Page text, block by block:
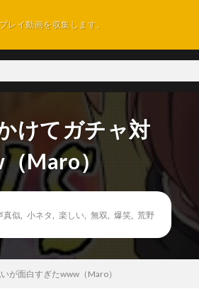
イ動画を収集します。
けてガチャ対
Maro）
真似 小ネタ 楽しい 無双 爆笑
荒野
が面白すぎたwww（Maro）